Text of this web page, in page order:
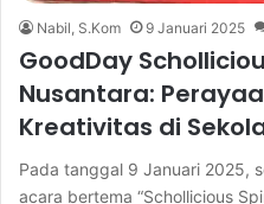
Nabil, S.Kom 9 Januari 2025
GoodDay
Nusantara:
Kreativitas di
Pada tanggal 9 Januari 2025,
acara bertema “Schollicious